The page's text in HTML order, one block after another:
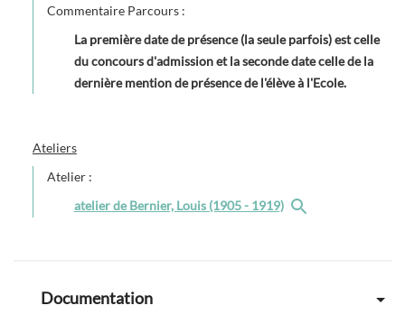
Commentaire Parcours :
La première date de présence (la seule parfois) est celle
du concours d'admission et la seconde date celle de la
dernière mention de présence de l'élève à l'Ecole.
Ateliers
Atelier :
atelier de Bernier, Louis (1905 - 1919)
Documentation